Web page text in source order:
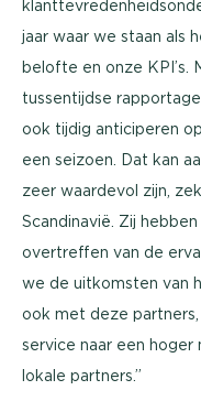
jaar waar we staan als
belofte en onze KPI’s.
tussentijdse
ook tijdig anticiperen
een seizoen. Dat kan
zeer waardevol zijn,
Scandinavië. Zij
overtreffen van de
we de uitkomsten van
ook met deze
service naar een hoger
lokale partners.’’